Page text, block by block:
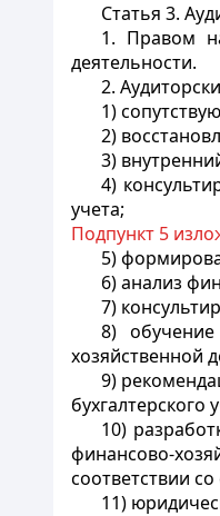
Статья 3.
1. Правом
деятельности.
2.
1)
2)
3)
4)
учета;
Подпункт 5
5)
6) анализ
7)
8)
хозяйственной
9)
10)
финансово-
соответствии
11)